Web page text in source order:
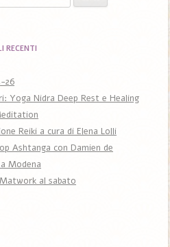
RECENTI
26
Yoga Nidra Deep Rest e Healing
Reiki a cura di Elena Lolli
Ashtanga con Damien de
Modena
al sabato